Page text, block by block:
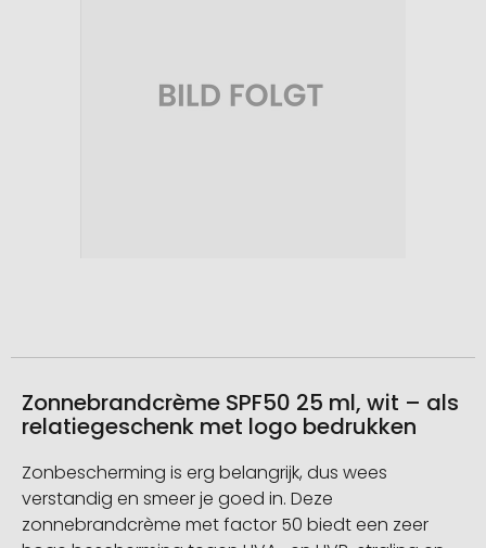
afbeeldingengalerij
Zonnebrandcrème SPF50 25 ml, wit – als
relatiegeschenk met logo bedrukken
Zonbescherming is erg belangrijk, dus wees
verstandig en smeer je goed in. Deze
zonnebrandcrème met factor 50 biedt een zeer